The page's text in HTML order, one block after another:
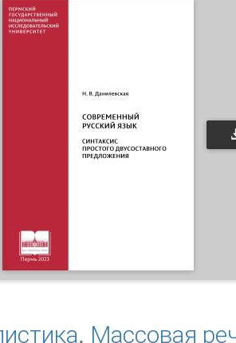
Массовая